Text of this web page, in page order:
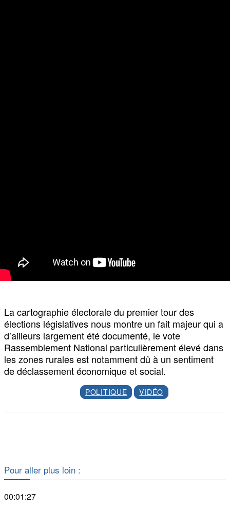
La cartographie électorale du premier tour des
élections législatives nous montre un fait majeur qui a
d’ailleurs largement été documenté, le vote
Rassemblement National particulièrement élevé dans
les zones rurales est notamment dû à un sentiment
de déclassement économique et social.
POLITIQUE VIDÉO
Pour aller plus loin :
00:01:27